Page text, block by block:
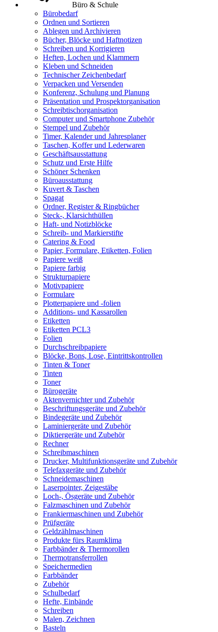
Büro & Schule
Bürobedarf
Ordnen und Sortieren
Ablegen und Archivieren
Bücher, Blöcke und Haftnotizen
Schreiben und Korrigieren
Heften, Lochen und Klammern
Kleben und Schneiden
Technischer Zeichenbedarf
Verpacken und Versenden
Konferenz, Schulung und Planung
Präsentation und Prospektorganisation
Schreibtischorganisation
Computer und Smartphone Zubehör
Stempel und Zubehör
Timer, Kalender und Jahresplaner
Taschen, Koffer und Lederwaren
Geschäftsausstattung
Schutz und Erste Hilfe
Schöner Schenken
Büroausstattung
Kuvert & Taschen
Spagat
Ordner, Register & Ringbücher
Steck-, Klarsichthüllen
Haft- und Notizblöcke
Schreib- und Markierstifte
Catering & Food
Papier, Formulare, Etiketten, Folien
Papiere weiß
Papiere farbig
Strukturpapiere
Motivpapiere
Formulare
Plotterpapiere und -folien
Additions- und Kassarollen
Etiketten
Etiketten PCL3
Folien
Durchschreibpapiere
Blöcke, Bons, Lose, Eintrittskontrollen
Tinten & Toner
Tinten
Toner
Bürogeräte
Aktenvernichter und Zubehör
Beschriftungsgeräte und Zubehör
Bindegeräte und Zubehör
Laminiergeräte und Zubehör
Diktiergeräte und Zubehör
Rechner
Schreibmaschinen
Drucker, Multifunktionsgeräte und Zubehör
Telefaxgeräte und Zubehör
Schneidemaschinen
Laserpointer, Zeigestäbe
Loch-, Ösgeräte und Zubehör
Falzmaschinen und Zubehör
Frankiermaschinen und Zubehör
Prüfgeräte
Geldzählmaschinen
Produkte fürs Raumklima
Farbbänder & Thermorollen
Thermotransferrollen
Speichermedien
Farbbänder
Zubehör
Schulbedarf
Hefte, Einbände
Schreiben
Malen, Zeichnen
Basteln